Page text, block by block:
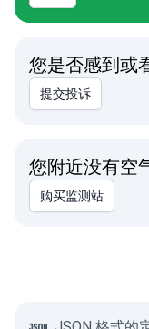
您是否感到或
提交投诉
您附近没有空
购买监测站